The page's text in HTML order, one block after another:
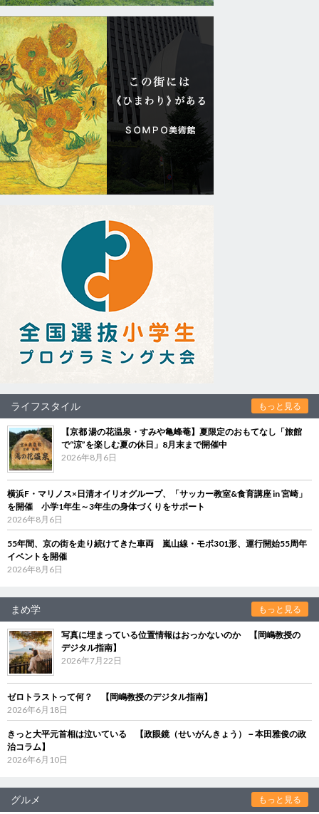
ライフスタイル もっと見る
【京都 湯の花温泉・すみや亀峰菴】夏限定のおもてなし「旅館
で“涼”を楽しむ夏の休日」8月末まで開催中
2026年8月6日
横浜F・マリノス×日清オイリオグループ、「サッカー教室&食育講座 in 宮崎」
を開催 小学1年生～3年生の身体づくりをサポート
2026年8月6日
55年間、京の街を走り続けてきた車両 嵐山線・モボ301形、運行開始55周年
イベントを開催
2026年8月6日
まめ学 もっと見る
写真に埋まっている位置情報はおっかないのか 【岡嶋教授の
デジタル指南】
2026年7月22日
ゼロトラストって何？ 【岡嶋教授のデジタル指南】
2026年6月18日
きっと大平元首相は泣いている 【政眼鏡（せいがんきょう）－本田雅俊の政
治コラム】
2026年6月10日
グルメ もっと見る